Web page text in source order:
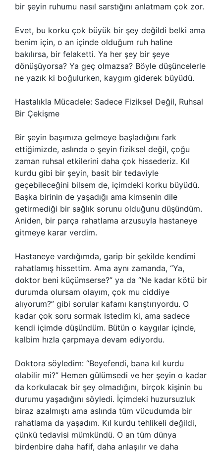
bir şeyin ruhumu nasıl sarstığını anlatmam çok zor.
Evet, bu korku çok büyük bir şey değildi belki ama
benim için, o an içinde olduğum ruh haline
bakılırsa, bir felaketti. Ya her şey bir şeye
dönüşüyorsa? Ya geç olmazsa? Böyle düşüncelerle
ne yazık ki boğulurken, kaygım giderek büyüdü.
Hastalıkla Mücadele: Sadece Fiziksel Değil, Ruhsal
Bir Çekişme
Bir şeyin başımıza gelmeye başladığını fark
ettiğimizde, aslında o şeyin fiziksel değil, çoğu
zaman ruhsal etkilerini daha çok hissederiz. Kıl
kurdu gibi bir şeyin, basit bir tedaviyle
geçebileceğini bilsem de, içimdeki korku büyüdü.
Başka birinin de yaşadığı ama kimsenin dile
getirmediği bir sağlık sorunu olduğunu düşündüm.
Aniden, bir parça rahatlama arzusuyla hastaneye
gitmeye karar verdim.
Hastaneye vardığımda, garip bir şekilde kendimi
rahatlamış hissettim. Ama aynı zamanda, “Ya,
doktor beni küçümserse?” ya da “Ne kadar kötü bir
durumda olursam olayım, çok mu ciddiye
alıyorum?” gibi sorular kafamı karıştırıyordu. O
kadar çok soru sormak istedim ki, ama sadece
kendi içimde düşündüm. Bütün o kaygılar içinde,
kalbim hızla çarpmaya devam ediyordu.
Doktora söyledim: “Beyefendi, bana kıl kurdu
olabilir mi?” Hemen gülümsedi ve her şeyin o kadar
da korkulacak bir şey olmadığını, birçok kişinin bu
durumu yaşadığını söyledi. İçimdeki huzursuzluk
biraz azalmıştı ama aslında tüm vücudumda bir
rahatlama da yaşadım. Kıl kurdu tehlikeli değildi,
çünkü tedavisi mümkündü. O an tüm dünya
birdenbire daha hafif, daha anlaşılır ve daha